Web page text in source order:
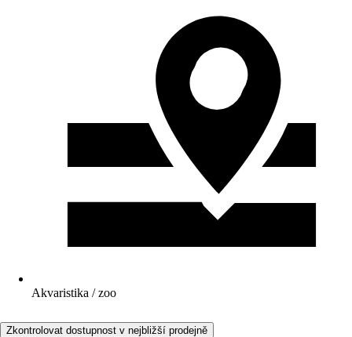
Akvaristika / zoo
Zkontrolovat dostupnost v nejbližší prodejně